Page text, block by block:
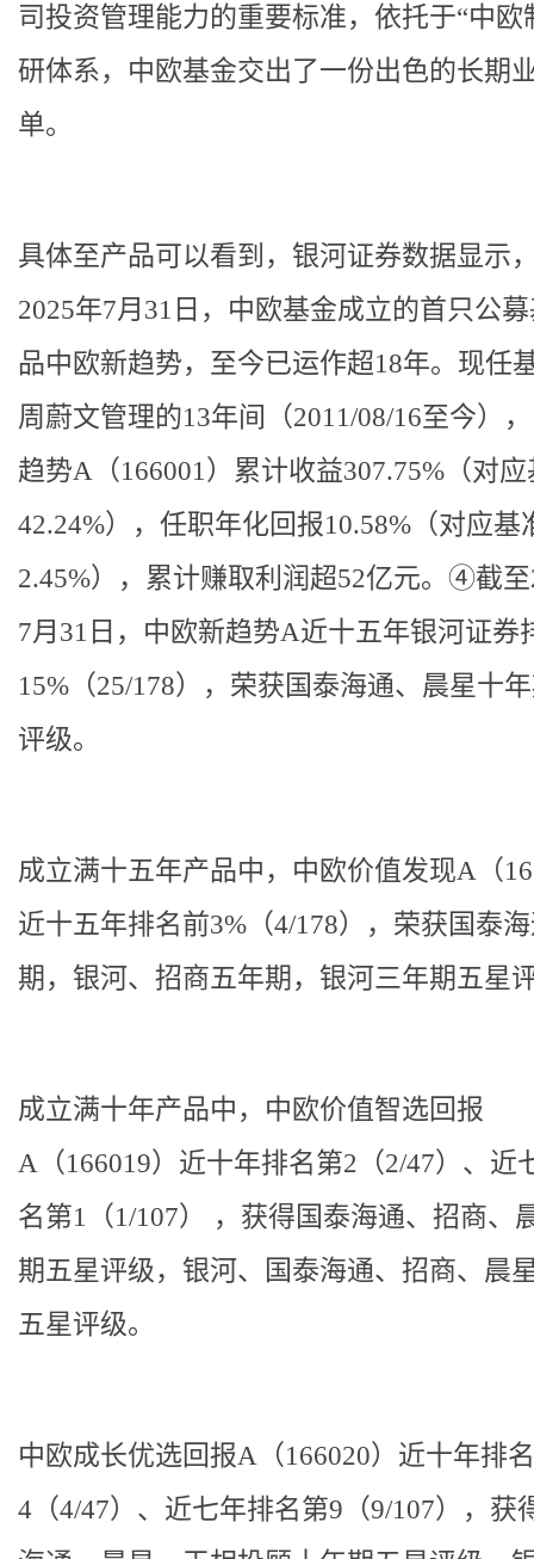
司投资管理能力的重要标准，依托于“中欧
研体系，中欧基金交出了一份出色的长期
单。
具体至产品可以看到，银河证券数据显示
2025年7月31日，中欧基金成立的首只公
品中欧新趋势，至今已运作超18年。现任
周蔚文管理的13年间（2011/08/16至今），
趋势A（166001） 累计收益307.75%（对
42.24%），任职年化回报10.58%（对应基
2.45%），累计赚取利润超52亿元。④截至
7月31日，中欧新趋势A近十五年银河证券
15%（25/178），荣获国泰海通、晨星十
评级。
成立满十五年产品中， 中欧价值发现A（
近十五年排名前3%（4/178），荣获国泰
期，银河、招商五年期，银河三年期五星
成立满十年产品中， 中欧价值智选回报
A（166019） 近十年排名第2（2/47）、近
名第1（1/107） ，获得国泰海通、招商、
期五星评级，银河、国泰海通、招商、晨
五星评级。
中欧成长优选回报A（166020） 近十年排
4（4/47）、近七年排名第9（9/107），获